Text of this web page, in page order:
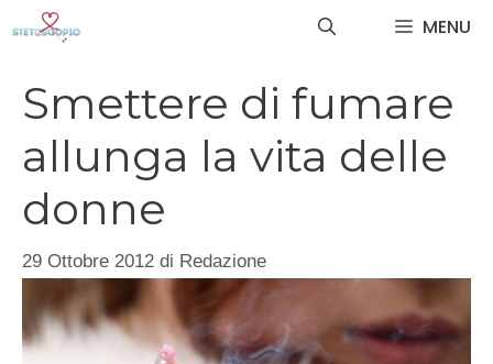
MENU
Smettere di fumare
allunga la vita delle
donne
29 Ottobre 2012 di Redazione